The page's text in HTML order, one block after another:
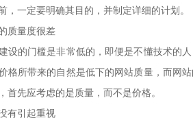
，一定要明确其目的，并制定详细的计划。
量度很差
的门槛是非常低的，即便是不懂技术的人
格所带来的自然是低下的网站质量，而网
首先应考虑的是质量，而不是价格。
引起重视